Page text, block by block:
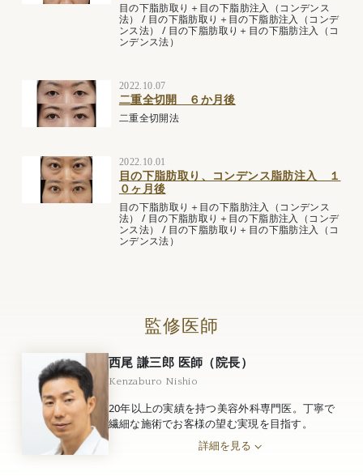
目の下脂肪取り＋目の下脂肪注入（コンデンス
法）
/ 目の下脂肪取り＋目の下脂肪注入（コンデ
ンス法）
/ 目の下脂肪取り＋目の下脂肪注入（コ
ンデンス法）
2022.10.07
二重全切開 ６か月後
二重全切開法
2022.10.01
目の下脂肪取り、コンデンス脂肪注入 １
０ヶ月後
目の下脂肪取り＋目の下脂肪注入（コンデンス
法）
/ 目の下脂肪取り＋目の下脂肪注入（コンデ
ンス法）
/ 目の下脂肪取り＋目の下脂肪注入（コ
ンデンス法）
監修医師
西尾 謙三郎 医師（院長）
Kenzaburo Nishio
20年以上の実績を持つ美容外科専門医。丁寧で
繊細な施術でお客様の望む実現を目指す。
詳細を見る